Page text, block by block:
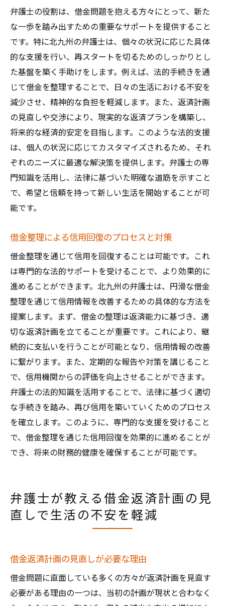
弁護士の役割は、借金問題を抱える方々にとって、新た
な一歩を踏み出すための重要なサポートを提供すること
です。特に北九州の弁護士は、個々の状況に応じた具体
的な支援を行い、再スタートを切るためのしっかりとし
た基盤を築く手助けをします。例えば、法的手続きを通
じて借金を整理することで、日々の生活における不安を
減少させ、精神的な負担を軽減します。また、返済計画
の見直しや交渉により、現実的な返済プランを構築し、
将来的な経済的安定を目指します。このような法的支援
は、個人の状況に応じてカスタマイズされるため、それ
ぞれのニーズに最適な解決策を提供します。弁護士の専
門知識を活用し、法律に基づいた明確な道筋を示すこと
で、希望と信頼を持って新しい生活を開始することが可
能です。
借金整理による信用回復のプロセスと対策
借金整理を通じて信用を回復することは可能です。これ
は専門的な法的サポートを受けることで、より効果的に
進めることができます。北九州の弁護士は、円滑な借金
整理を通じて信用情報を改善するための具体的な方法を
提案します。まず、借金の整理は返済能力に基づき、適
切な返済計画を立てることが重要です。これにより、継
続的に支払いを行うことが可能となり、信用情報の改善
に繋がります。また、定期的な報告や対策を講じること
で、信用機関からの評価を向上させることができます。
弁護士の法的知識を活用することで、法律に基づく適切
な手続きを踏み、再び信用を築いていくためのプロセス
を確立します。このように、専門的な支援を受けること
で、借金整理を通じた信用回復を効果的に進めることが
でき、将来の財務的健康を確保することが可能です。
弁護士が教える借金返済計画の見
直しで生活の不安を軽減
借金返済計画の見直しが必要な理由
借金問題に直面している多くの方々が返済計画を見直す
必要がある理由の一つは、当初の計画が現状と合わなく